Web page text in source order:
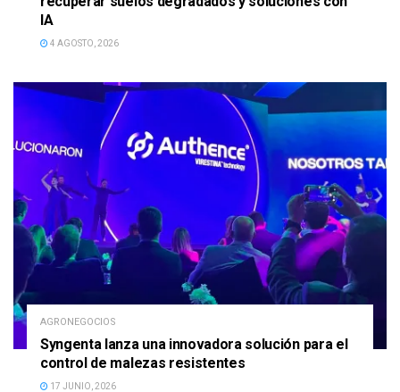
IA
4 AGOSTO, 2026
AGRONEGOCIOS
Syngenta lanza una innovadora solución para el
control de malezas resistentes
17 JUNIO, 2026